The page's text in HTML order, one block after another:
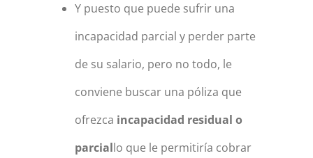
Y puesto que puede sufrir una
incapacidad parcial y perder parte
de su salario, pero no todo, le
conviene buscar una póliza que
ofrezca incapacidad residual o
parciallo que le permitiría cobrar